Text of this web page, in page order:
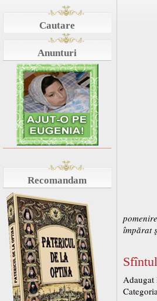
Cautare
Anunturi
Recomandam
împărat
Adaugat